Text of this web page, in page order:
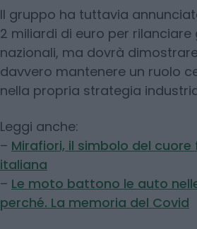
Il gruppo ha tuttavia
2 miliardi di euro per rilanciare
nazionali, ma dovrà
davvero mantenere un ruolo
nella propria strategia
Leggi anche:
– Mirafiori, il simbolo del cuore
italiana
– Le moto battono le auto
perché. La memoria del Covid